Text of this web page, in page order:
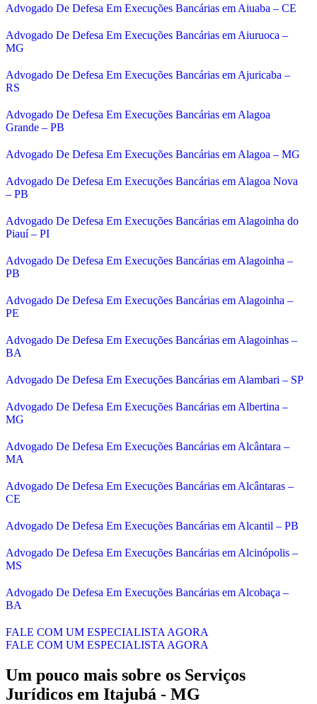
Advogado De Defesa Em Execuções Bancárias em Aiuaba – CE
Advogado De Defesa Em Execuções Bancárias em Aiuruoca –
MG
Advogado De Defesa Em Execuções Bancárias em Ajuricaba –
RS
Advogado De Defesa Em Execuções Bancárias em Alagoa
Grande – PB
Advogado De Defesa Em Execuções Bancárias em Alagoa – MG
Advogado De Defesa Em Execuções Bancárias em Alagoa Nova
– PB
Advogado De Defesa Em Execuções Bancárias em Alagoinha do
Piauí – PI
Advogado De Defesa Em Execuções Bancárias em Alagoinha –
PB
Advogado De Defesa Em Execuções Bancárias em Alagoinha –
PE
Advogado De Defesa Em Execuções Bancárias em Alagoinhas –
BA
Advogado De Defesa Em Execuções Bancárias em Alambari – SP
Advogado De Defesa Em Execuções Bancárias em Albertina –
MG
Advogado De Defesa Em Execuções Bancárias em Alcântara –
MA
Advogado De Defesa Em Execuções Bancárias em Alcântaras –
CE
Advogado De Defesa Em Execuções Bancárias em Alcantil – PB
Advogado De Defesa Em Execuções Bancárias em Alcinópolis –
MS
Advogado De Defesa Em Execuções Bancárias em Alcobaça –
BA
FALE COM UM ESPECIALISTA AGORA
FALE COM UM ESPECIALISTA AGORA
Um pouco mais sobre os Serviços
Jurídicos em Itajubá - MG